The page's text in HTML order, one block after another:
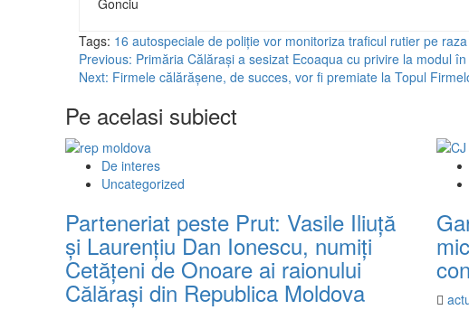
Tags: 16 autospeciale de poliţie vor monitoriza traficul rutier pe
Post
navigation
Previous: Primăria Călărași a sesizat Ecoaqua cu privire la modul
Next: Firmele călărășene, de succes, vor fi premiate la Topul
Pe acelasi subiect
De interes
Uncategorized
Parteneriat peste Prut: Vasile Iliuță
și Laurențiu Dan Ionescu, numiți
Cetățeni de Onoare ai raionului
Călărași din Republica Moldova